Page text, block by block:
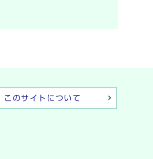
このサイトについて